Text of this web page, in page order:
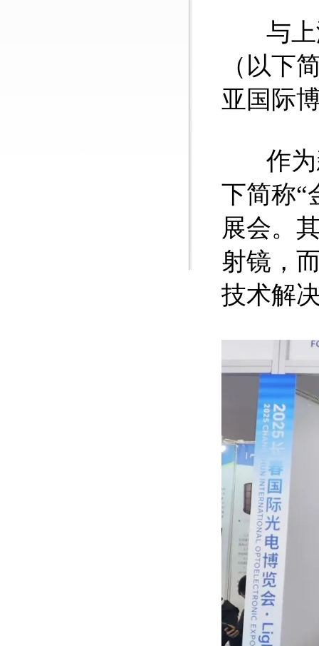
与上
（以下
亚国际
作为
下简称“
展会。
射镜，
技术解